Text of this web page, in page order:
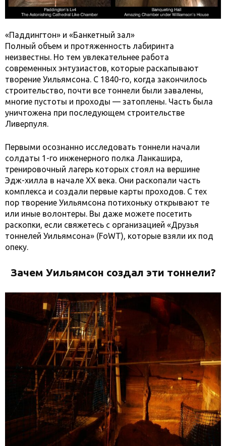
«Паддингтон» и «Банкетный зал»
Полный объем и протяженность лабиринта
неизвестны. Но тем увлекательнее работа
современных энтузиастов, которые раскапывают
творение Уильямсона. С 1840-го, когда закончилось
строительство, почти все тоннели были завалены,
многие пустоты и проходы — затоплены. Часть была
уничтожена при последующем строительстве
Ливерпуля.
Первыми осознанно исследовать тоннели начали
солдаты 1-го инженерного полка Ланкашира,
тренировочный лагерь которых стоял на вершине
Эдж-хилла в начале XX века. Они раскопали часть
комплекса и создали первые карты проходов. С тех
пор творение Уильямсона потихоньку открывают те
или иные волонтеры. Вы даже можете посетить
раскопки, если свяжетесь с организацией «Друзья
тоннелей Уильямсона» (FoWT), которые взяли их под
опеку.
Зачем Уильямсон создал эти тоннели?